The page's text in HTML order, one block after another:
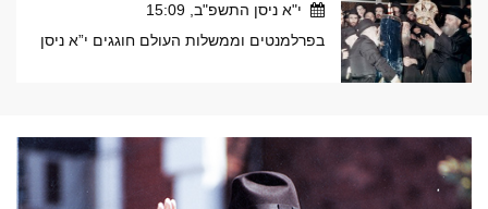
י"א ניסן התשפ"ב, 15:09
בפרלמנטים וממשלות העולם חוגגים י”א ניסן